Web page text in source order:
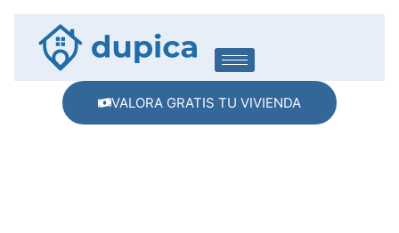
VALORA GRATIS TU VIVIENDA